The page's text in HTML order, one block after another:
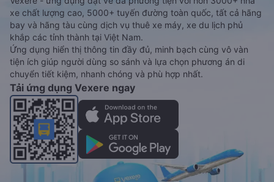
xe chất lượng cao, 5000+ tuyến đường toàn quốc, tất cả hãng
bay và hãng tàu cùng dịch vụ thuê xe máy, xe du lịch phủ
khắp các tỉnh thành tại Việt Nam.
Ứng dụng hiển thị thông tin đầy đủ, minh bạch cùng vô vàn
tiện ích giúp người dùng so sánh và lựa chọn phương án di
chuyển tiết kiệm, nhanh chóng và phù hợp nhất.
Tải ứng dụng Vexere ngay